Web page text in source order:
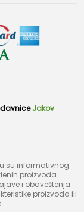
Jakov
su informativnog
proizvoda
i obaveštenja.
proizvoda ili